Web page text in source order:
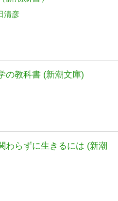
清彦
の教科書 (新潮文庫)
わらずに生きるには (新潮